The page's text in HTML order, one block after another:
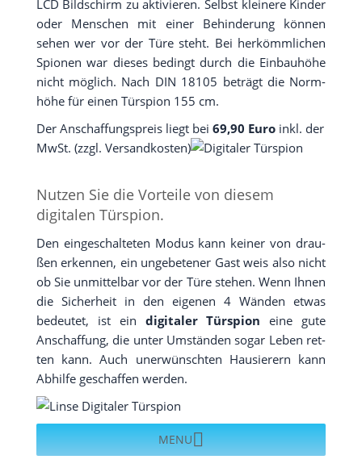
LCD Bild­schirm zu akti­vie­ren. Selbst klei­ne­re Kin­der
oder Men­schen mit einer Behin­de­rung kön­nen
sehen wer vor der Türe steht. Bei her­kömm­li­chen
Spio­nen war die­ses bedingt durch die Ein­bau­hö­he
nicht mög­lich. Nach DIN 18105 beträgt die Norm­
hö­he für einen Tür­spi­on 155 cm.
Der Anschaf­fungs­preis liegt bei 69,90 Euroinkl. der
MwSt. (zzgl. Versandkosten)
Nutzen Sie die Vorteile von diesem
digitalen Türspion.
Den ein­ge­schal­te­ten Modus kann kei­ner von drau­
ßen erken­nen, ein unge­be­te­ner Gast weis also nicht
ob Sie unmit­tel­bar vor der Türe ste­hen. Wenn Ihnen
die Sicher­heit in den eige­nen 4 Wän­den etwas
bedeu­tet, ist ein digi­ta­ler Tür­spi­on eine gute
Anschaf­fung, die unter Umstän­den sogar Leben ret­
ten kann. Auch uner­wünsch­ten Hau­sie­rern kann
Abhil­fe geschaf­fen werden.
MENU